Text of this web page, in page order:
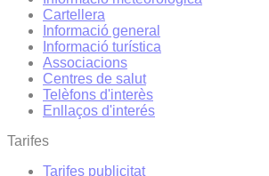
Cartellera
Informació general
Informació turística
Associacions
Centres de salut
Telèfons d'interès
Enllaços d'interés
Tarifes
Tarifes publicitat